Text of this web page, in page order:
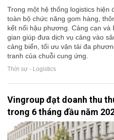
Trong một hệ thống logistics hiện
toàn bộ chức năng gom hàng,
kết nối hậu phương. Cảng cạn và
gian giúp đưa dịch vụ cảng vào
cảng biển, tối ưu vận tải đa
tranh của chuỗi cung ứng.
Thời sự - Logistics
Vingroup đạt doanh thu
trong 6 tháng đầu năm